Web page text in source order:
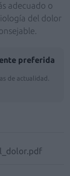
adecuado o
del dolor
preferida
de actualidad.